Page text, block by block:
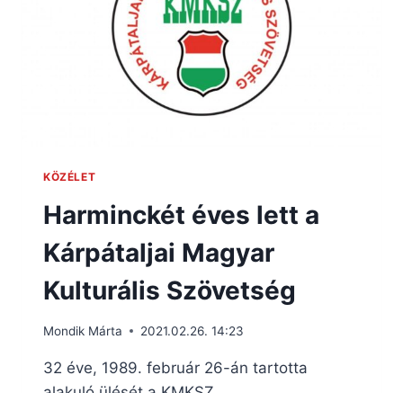
KÖZÉLET
Harminckét éves lett a
Kárpátaljai Magyar
Kulturális Szövetség
Mondik Márta 2021.02.26. 14:23
32 éve, 1989. február 26-án tartotta